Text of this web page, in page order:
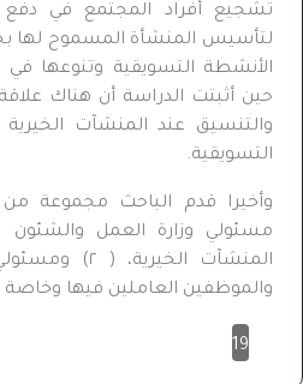
تشجيع أفراد المجتمع في دفع
لتأسيس المنشأة المسموح لها
الأنشطة التسويقية وتنوعها في
حين أثبتت الدراسة أن هناك علاقة
والتنسيق عند المنشآت
التسويقية.
مسئولي وزارة العمل والشئون
والموظفين العاملين فيها
19